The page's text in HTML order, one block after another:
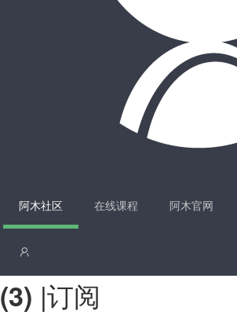
阿木社区 在线课程 阿木官网
(3) |订阅